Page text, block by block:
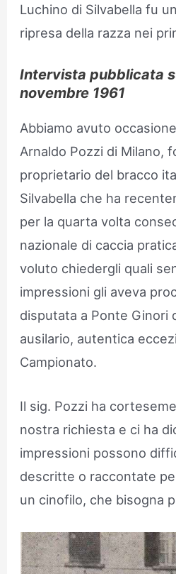
Luchino di Silvabella fu
ripresa della razza nei
Intervista pubblicata
novembre 1961
Abbiamo avuto
Arnaldo Pozzi di Milano,
proprietario del bracco
Silvabella che ha
per la quarta volta
nazionale di caccia
voluto chiedergli quali
impressioni gli aveva
disputata a Ponte Ginori
ausilario, autentica
Campionato.
Il sig. Pozzi ha
nostra richiesta e ci ha
impressioni possono
descritte o raccontate
un cinofilo, che bisogna